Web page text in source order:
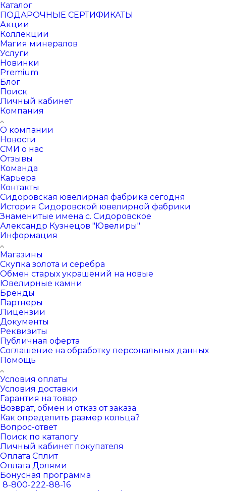
Каталог
ПОДАРОЧНЫЕ СЕРТИФИКАТЫ
Акции
Коллекции
Магия минералов
Услуги
Новинки
Premium
Блог
Поиск
Личный кабинет
Компания
О компании
Новости
СМИ о нас
Отзывы
Команда
Карьера
Контакты
Сидоровская ювелирная фабрика сегодня
История Сидоровской ювелирной фабрики
Знаменитые имена с. Сидоровское
Александр Кузнецов "Ювелиры"
Информация
Магазины
Скупка золота и серебра
Обмен старых украшений на новые
Ювелирные камни
Бренды
Партнеры
Лицензии
Документы
Реквизиты
Публичная оферта
Соглашение на обработку персональных данных
Помощь
Условия оплаты
Условия доставки
Гарантия на товар
Возврат, обмен и отказ от заказа
Как определить размер кольца?
Вопрос-ответ
Поиск по каталогу
Личный кабинет покупателя
Оплата Сплит
Оплата Долями
Бонусная программа
8-800-222-88-16